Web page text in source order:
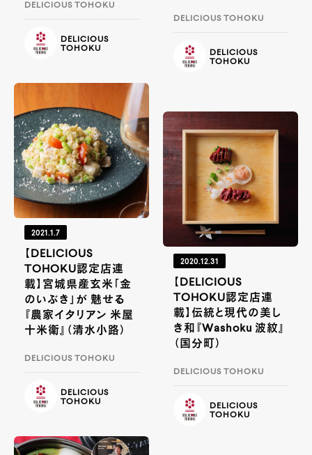
DELICIOUS TOHOKU
DELICIOUS
TOHOKU
DELICIOUS TOHOKU
DELICIOUS
TOHOKU
2021.1.7
【DELICIOUS
TOHOKU認定店連
載】宮城県産玄米「金
のいぶき」が 魅せる
『農家イタリアン 米屋
十米衛』（清水小路）
DELICIOUS TOHOKU
DELICIOUS
TOHOKU
2020.12.31
【DELICIOUS
TOHOKU認定店連
載】伝統と現代の美し
き和『Washoku 波紋』
（国分町）
DELICIOUS TOHOKU
DELICIOUS
TOHOKU